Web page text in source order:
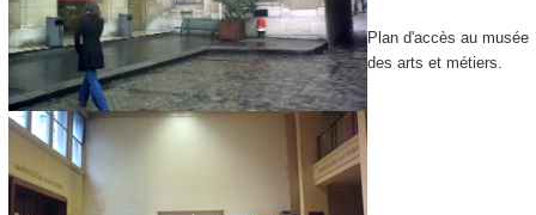
Plan d'accès au musée
des arts et métiers.